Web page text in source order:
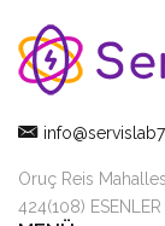
Oruç Reis
424(108) ESENLER